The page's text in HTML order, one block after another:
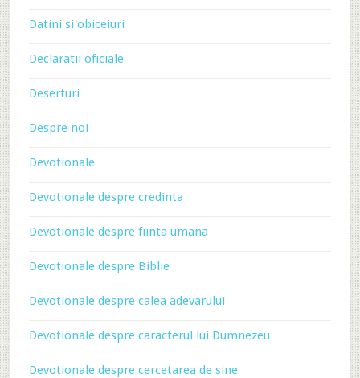
Datini si obiceiuri
Declaratii oficiale
Deserturi
Despre noi
Devotionale
Devotionale despre credinta
Devotionale despre fiinta umana
Devotionale despre Biblie
Devotionale despre calea adevarului
Devotionale despre caracterul lui Dumnezeu
Devotionale despre cercetarea de sine